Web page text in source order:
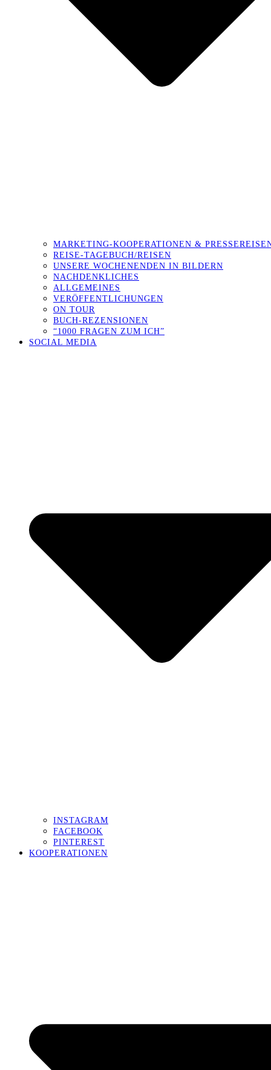
MARKETING-KOOPERATIONEN &
REISE-TAGEBUCH/REISEN
UNSERE WOCHENENDEN IN BILDERN
NACHDENKLICHES
ALLGEMEINES
VERÖFFENTLICHUNGEN
ON TOUR
BUCH-REZENSIONEN
“1000 FRAGEN ZUM ICH”
SOCIAL MEDIA
INSTAGRAM
FACEBOOK
PINTEREST
KOOPERATIONEN